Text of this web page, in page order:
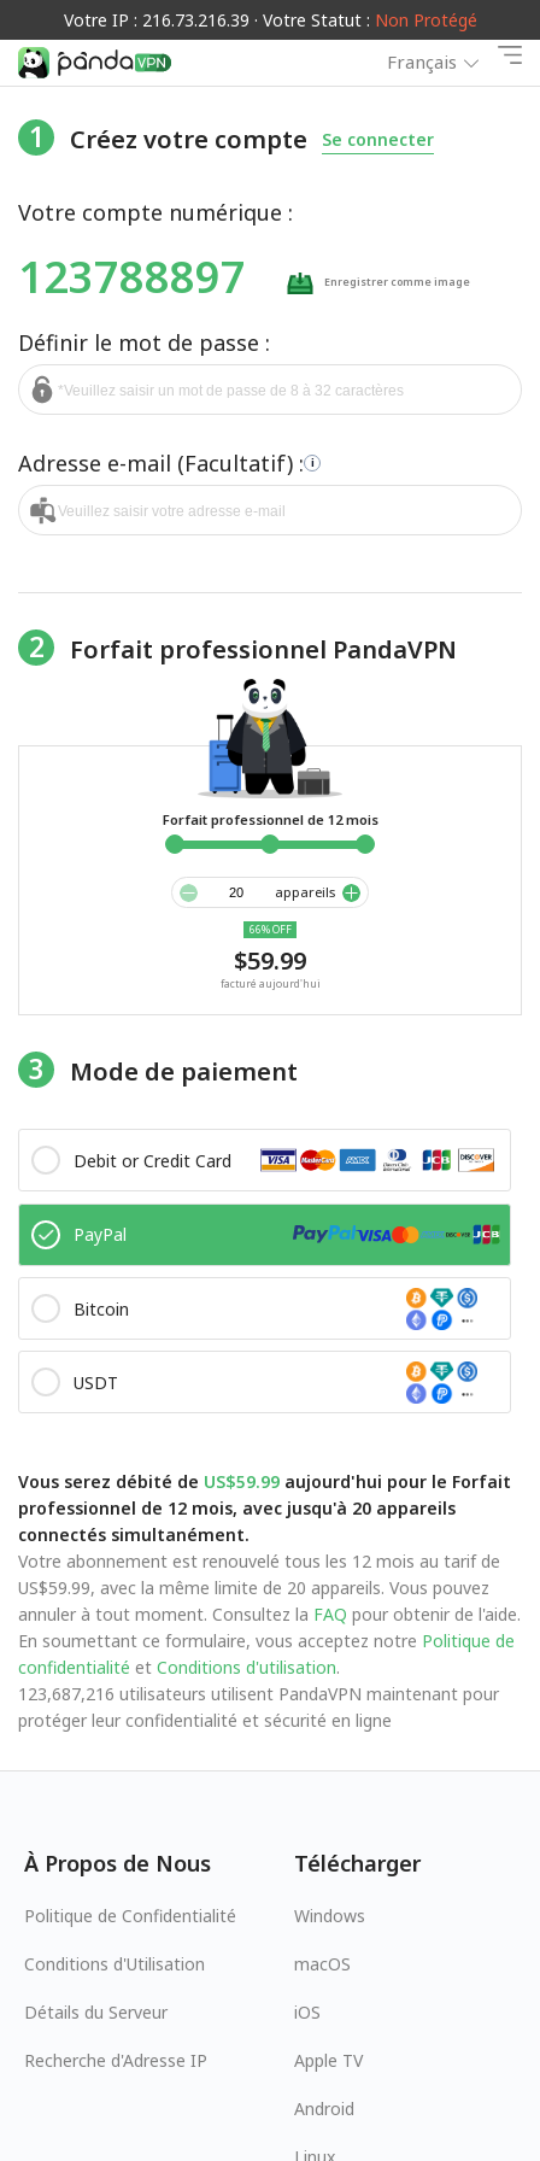
Votre IP : 216.73.216.39 · Votre Statut : Non Protégé
Français
1 Créez votre compte Se connecter
Votre compte numérique :
123788897 Enregistrer comme image
Définir le mot de passe :
Adresse e-mail (Facultatif) : i
2 Forfait professionnel PandaVPN
Forfait professionnel de 12 mois
appareils
66% OFF
$59.99
facturé aujourd'hui
3 Mode de paiement
Debit or Credit Card
PayPal
Bitcoin
USDT
Vous serez débité de US$59.99 aujourd'hui pour le Forfait
professionnel de 12 mois, avec jusqu'à 20 appareils
connectés simultanément.
Votre abonnement est renouvelé tous les 12 mois au tarif de
US$59.99, avec la même limite de 20 appareils. Vous pouvez
annuler à tout moment. Consultez la FAQ pour obtenir de l'aide.
En soumettant ce formulaire, vous acceptez notre Politique de
confidentialité et Conditions d'utilisation.
123,687,216 utilisateurs utilisent PandaVPN maintenant pour
protéger leur confidentialité et sécurité en ligne
À Propos de Nous
Politique de Confidentialité
Conditions d'Utilisation
Détails du Serveur
Recherche d'Adresse IP
Télécharger
Windows
macOS
iOS
Apple TV
Android